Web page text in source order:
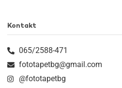
Kontakt
065/2588-471
fototapetbg@gmail.com
@fototapetbg